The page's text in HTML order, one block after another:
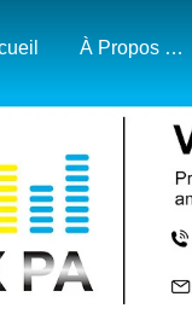
À Propos De Nous